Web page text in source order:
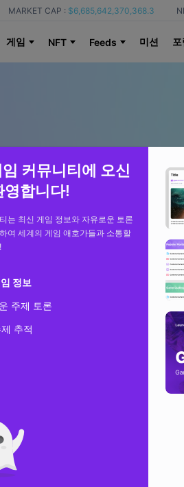
MARKET CAP : $6,685,642,370,368.3
게임 NFT Feeds 미션
커뮤니티에 오신
영합니다!
는 최신 게임 정보와 자유로운 토론
여 세계의 게임 애호가들과 소통할
정보
주제 토론
추적